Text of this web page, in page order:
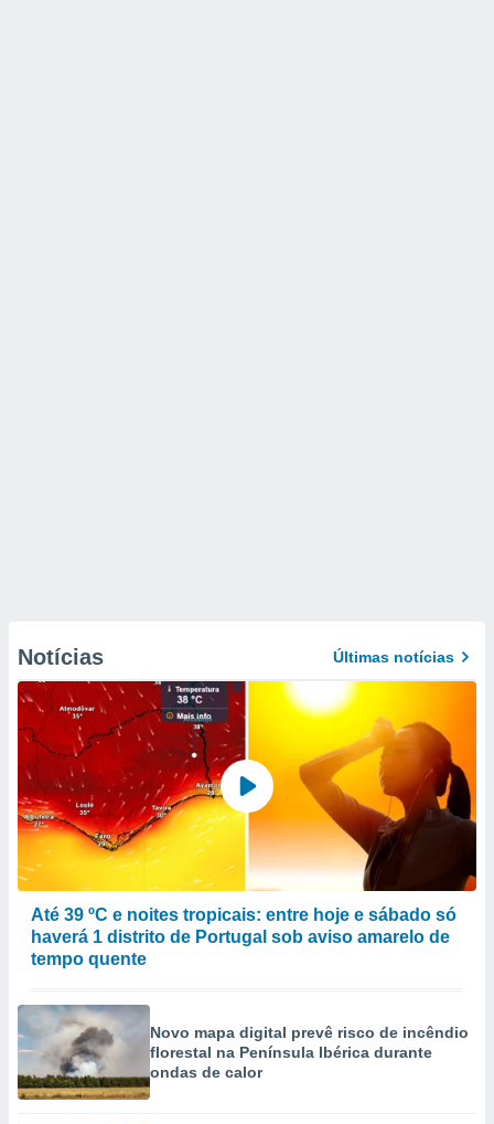
Notícias Últimas notícias
Até 39 ºC e noites tropicais: entre hoje e sábado só
haverá 1 distrito de Portugal sob aviso amarelo de
tempo quente
Novo mapa digital prevê risco de incêndio
florestal na Península Ibérica durante
ondas de calor